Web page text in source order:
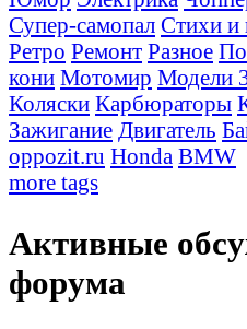
Супер-самопал Стихи и
Ретро Ремонт Разное
кони Мотомир Модели
Коляски Карбюраторы
Зажигание Двигатель
oppozit.ru Honda BMW
more tags
Активные
форума